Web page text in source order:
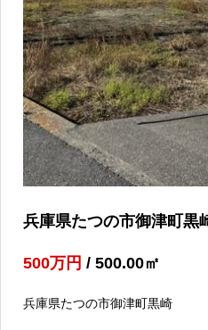
兵庫県たつの市御津町黒
500万円 / 500.00㎡
兵庫県たつの市御津町黒崎